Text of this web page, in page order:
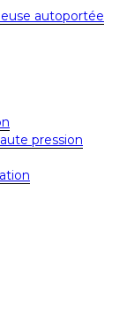
autoportée
pression